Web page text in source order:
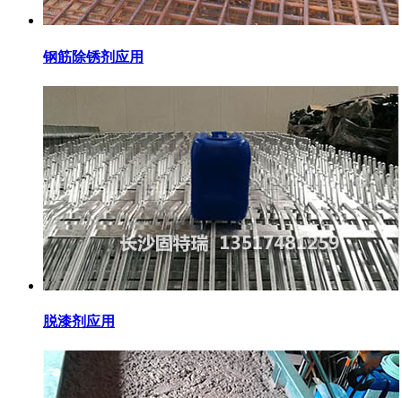
钢筋除锈剂应用
脱漆剂应用